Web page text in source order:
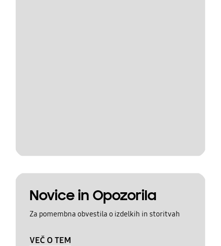
Novice in Opozorila
Za pomembna obvestila o izdelkih in storitvah
VEČ O TEM